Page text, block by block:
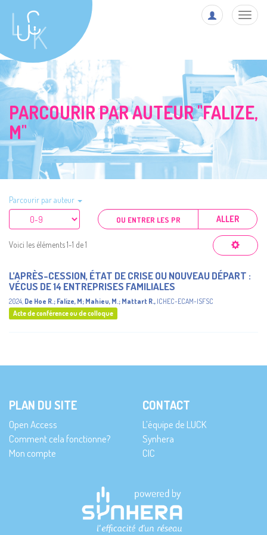
PARCOURIR PAR AUTEUR "FALIZE,
M"
Parcourir par auteur
ALLER
Voici les éléments 1-1 de 1
L’APRÈS-CESSION, ÉTAT DE CRISE OU NOUVEAU DÉPART :
VÉCUS DE 14 ENTREPRISES FAMILIALES
2024, De Hoe R.; Falize, M; Mahieu, M.; Mattart R., ICHEC-ECAM-ISFSC
Acte de conférence ou de colloque
PLAN DU SITE
Open Access
Comment cela fonctionne?
Mon compte
CONTACT
L’équipe de LUCK
Synhera
CIC